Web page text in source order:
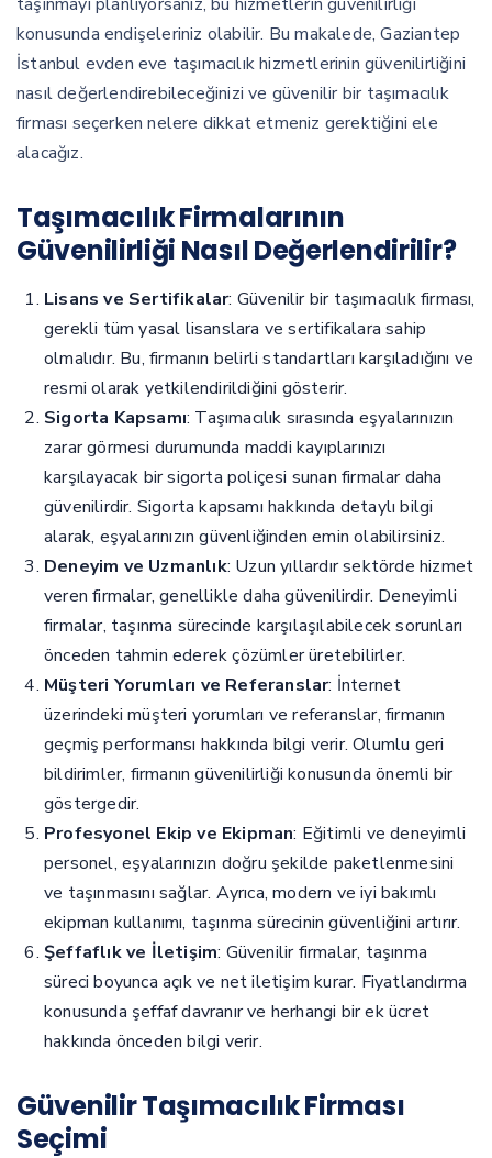
konusunda endişeleriniz olabilir. Bu makalede, Gaziantep
İstanbul evden eve taşımacılık hizmetlerinin güvenilirliğini
nasıl değerlendirebileceğinizi ve güvenilir bir taşımacılık
firması seçerken nelere dikkat etmeniz gerektiğini ele
alacağız.
Taşımacılık Firmalarının
Güvenilirliği Nasıl Değerlendirilir?
Lisans ve Sertifikalar: Güvenilir bir taşımacılık firması,
gerekli tüm yasal lisanslara ve sertifikalara sahip
olmalıdır. Bu, firmanın belirli standartları karşıladığını ve
resmi olarak yetkilendirildiğini gösterir.
Sigorta Kapsamı: Taşımacılık sırasında eşyalarınızın
zarar görmesi durumunda maddi kayıplarınızı
karşılayacak bir sigorta poliçesi sunan firmalar daha
güvenilirdir. Sigorta kapsamı hakkında detaylı bilgi
alarak, eşyalarınızın güvenliğinden emin olabilirsiniz.
Deneyim ve Uzmanlık: Uzun yıllardır sektörde hizmet
veren firmalar, genellikle daha güvenilirdir. Deneyimli
firmalar, taşınma sürecinde karşılaşılabilecek sorunları
önceden tahmin ederek çözümler üretebilirler.
Müşteri Yorumları ve Referanslar: İnternet
üzerindeki müşteri yorumları ve referanslar, firmanın
geçmiş performansı hakkında bilgi verir. Olumlu geri
bildirimler, firmanın güvenilirliği konusunda önemli bir
göstergedir.
Profesyonel Ekip ve Ekipman: Eğitimli ve deneyimli
personel, eşyalarınızın doğru şekilde paketlenmesini
ve taşınmasını sağlar. Ayrıca, modern ve iyi bakımlı
ekipman kullanımı, taşınma sürecinin güvenliğini artırır.
Şeffaflık ve İletişim: Güvenilir firmalar, taşınma
süreci boyunca açık ve net iletişim kurar. Fiyatlandırma
konusunda şeffaf davranır ve herhangi bir ek ücret
hakkında önceden bilgi verir.
Güvenilir Taşımacılık Firması
Seçimi